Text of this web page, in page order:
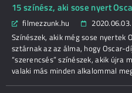
15 színész, aki sose nyert
filmezzunk.hu
2020.06.03.
Színészek, akik még sose nyertek
sztárnak az az álma, hogy Oscar-
“szerencsés” színészek, akik újra
valaki más minden alkalommal